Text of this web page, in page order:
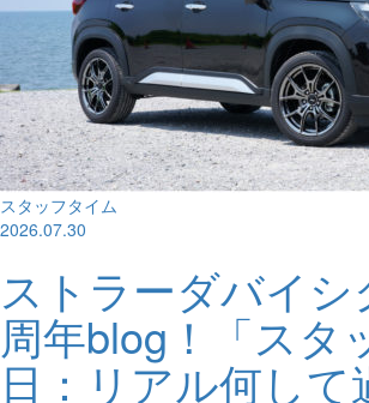
スタッフタイム
2026.07.30
ストラーダバイ
周年blog！「スタ
日：リアル何して